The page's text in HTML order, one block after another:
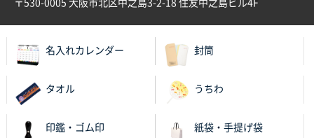
〒530-0005 大阪市北区中之島3-2-18 住友中之島ビル4F
名入れカレンダー 封筒
タオル うちわ
印鑑・ゴム印 紙袋・手提げ袋